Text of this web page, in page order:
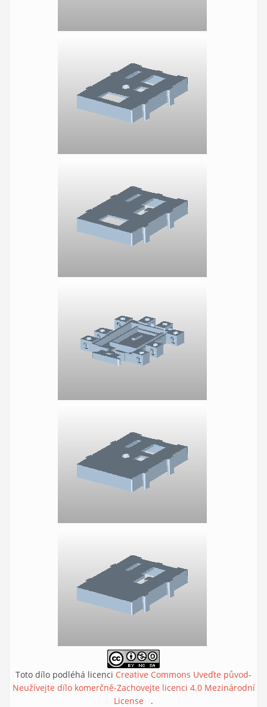
Toto dílo podléhá licenci Creative Commons Uveďte původ-
Neužívejte dílo komerčně-Zachovejte licenci 4.0 Mezinárodní
License (link is external)
.